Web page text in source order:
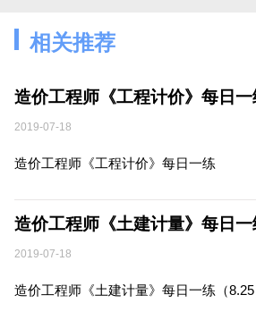
相关推荐
造价工程师《工程计价》每日一
2019-07-18
造价工程师《工程计价》每日一练
造价工程师《土建计量》每日一
2019-07-18
造价工程师《土建计量》每日一练（8.25